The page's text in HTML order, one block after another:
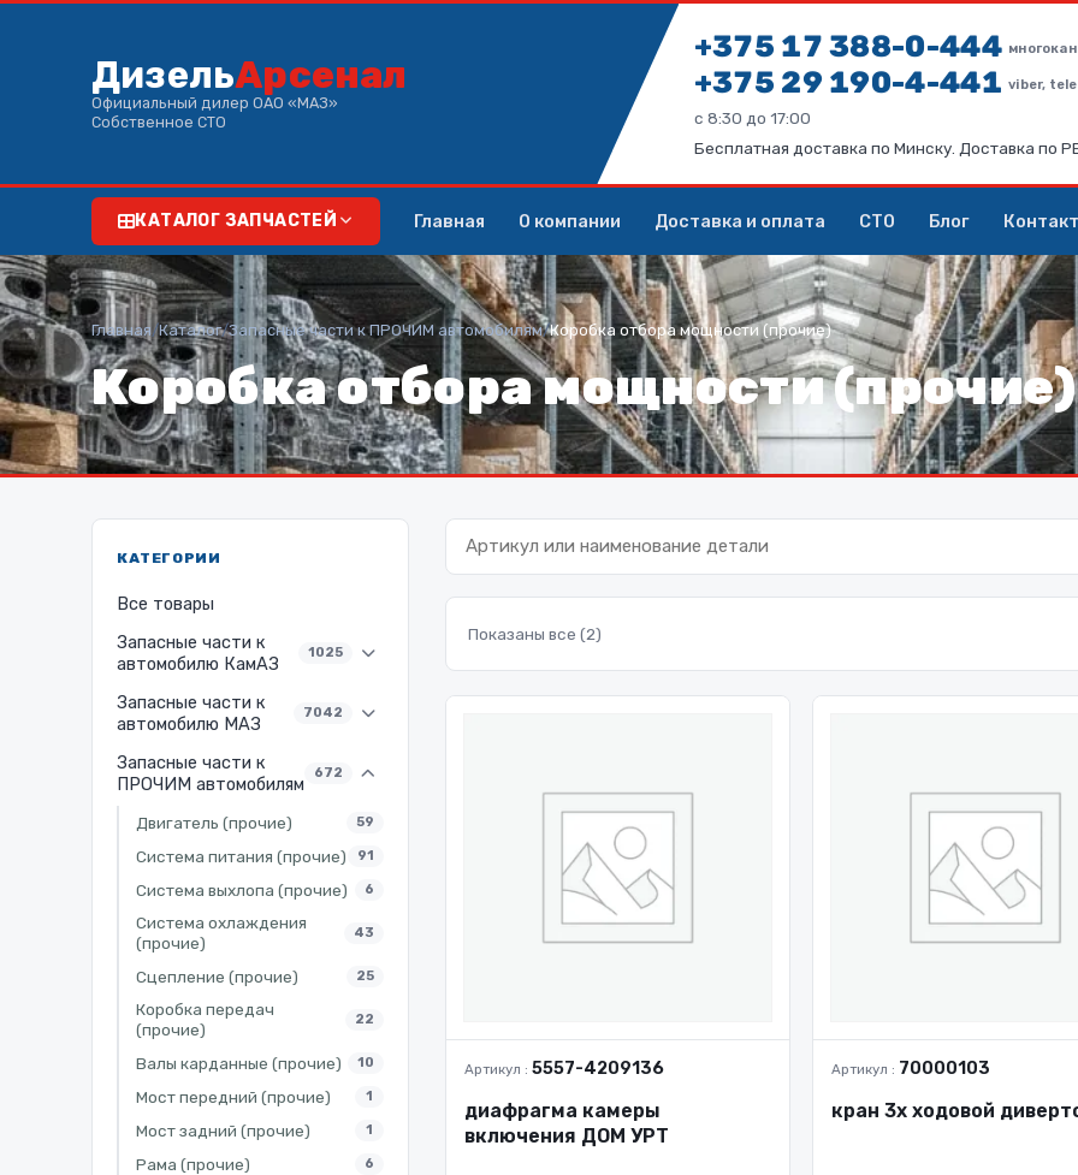
ДизельАрсенал
Официальный дилер ОАО «МАЗ»
Собственное СТО
+375 17 388-0-444
+375 29 190-4-441viber,
с 8:30 до 17:00
Бесплатная доставка по Минску. Доставка по
КАТАЛОГ ЗАПЧАСТЕЙ Главная О компании Доставка и оплата СТО Блог
Главная/Каталог/Запасные части к ПРОЧИМ автомобилям/Коробка отбора мощности (прочие)
Коробка отбора мощности (прочие)
КАТЕГОРИИ
Все товары
Запасные части к
автомобилю КамАЗ
1025
Запасные части к
автомобилю МАЗ
7042
Запасные части к
ПРОЧИМ автомобилям
672
Двигатель (прочие) 59
Система питания (прочие) 91
Система выхлопа (прочие) 6
Система охлаждения
(прочие)
43
Сцепление (прочие) 25
Коробка передач
(прочие)
22
Валы карданные (прочие) 10
Мост передний (прочие) 1
Мост задний (прочие) 1
Рама (прочие) 6
Показаны все (2)
Артикул : 5557-4209136
диафрагма камеры
включения ДОМ УРТ
Артикул : 70000103
кран 3х ходовой